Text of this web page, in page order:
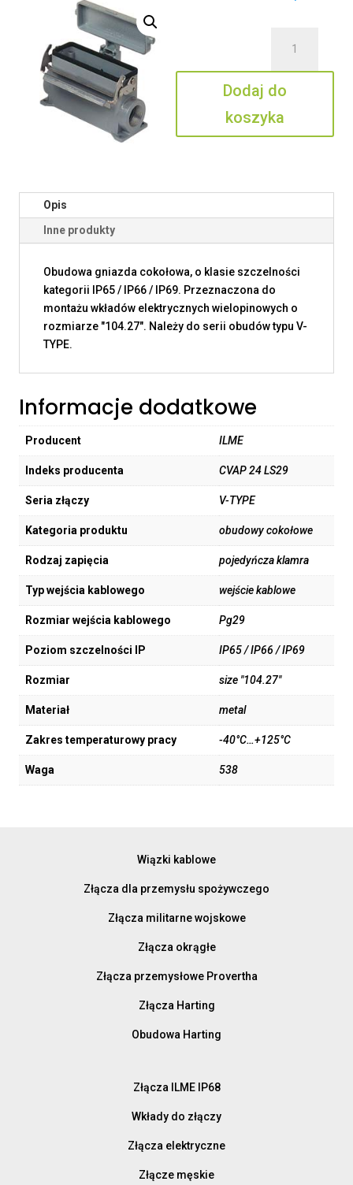
CVAP
24
LS29
Dodaj do
koszyka
Opis
Inne produkty
Obudowa gniazda cokołowa, o klasie szczelności
kategorii IP65 / IP66 / IP69. Przeznaczona do
montażu wkładów elektrycznych wielopinowych o
rozmiarze "104.27". Należy do serii obudów typu V-
TYPE.
Informacje dodatkowe
Producent ILME
Indeks producenta CVAP 24 LS29
Seria złączy V-TYPE
Kategoria produktu obudowy cokołowe
Rodzaj zapięcia pojedyńcza klamra
Typ wejścia kablowego wejście kablowe
Rozmiar wejścia kablowego Pg29
Poziom szczelności IP IP65 / IP66 / IP69
Rozmiar size "104.27"
Materiał metal
Zakres temperaturowy pracy -40°C…+125°C
Waga 538
Wiązki kablowe
Złącza dla przemysłu spożywczego
Złącza militarne wojskowe
Złącza okrągłe
Złącza przemysłowe Provertha
Złącza Harting
Obudowa Harting
Złącza ILME IP68
Wkłady do złączy
Złącza elektryczne
Złącze męskie